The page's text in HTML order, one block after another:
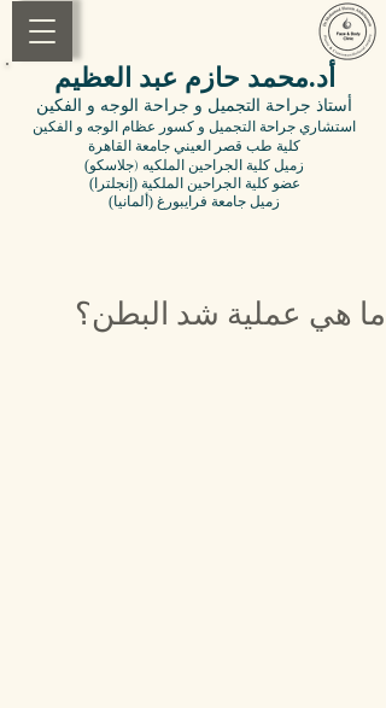
أد.محمد حازم عبد العظيم
أستاذ جراحة التجميل و جراحة الوجه و الفكين
استشاري جراحة التجميل و كسور عظام الوجه و الفكين
كلية طب قصر العيني جامعة القاهرة
(زميل كلية الجراحين الملكيه (جلاسكو
(عضو كلية الجراحين الملكية (إنجلترا
(زميل جامعة فرايبورغ (ألمانيا
ما هي عملية شد البطن؟